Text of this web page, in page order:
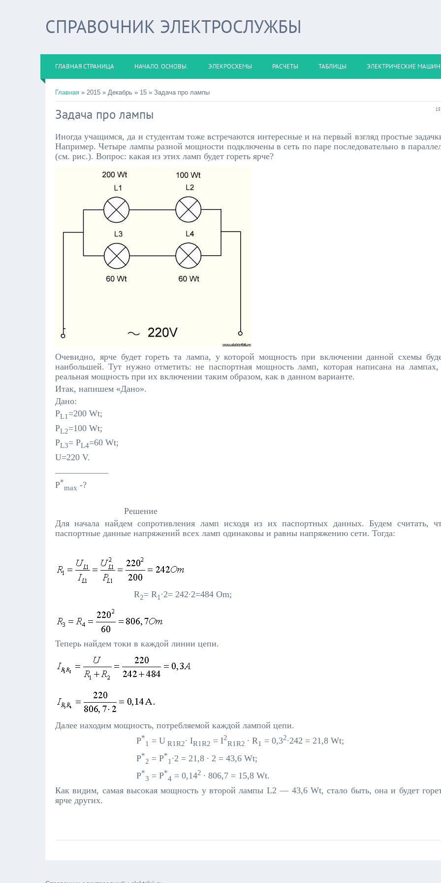
СПРАВОЧНИК ЭЛЕКТРОСЛУЖБЫ
ГЛАВНАЯ СТРАНИЦА НАЧАЛО. ОСНОВЫ. ЭЛЕКРОСХЕМЫ РАСЧЕТЫ ТАБЛИЦЫ ЭЛЕКТРИЧЕСКИЕ
Главная » 2015 » Декабрь » 15 » Задача про лампы
Задача про лампы
Иногда учащимся, да и студентам тоже встречаются интересные и на первый взгляд простые
Например. Четыре лампы разной мощности подключены в сеть по паре последовательно в
(см. рис.). Вопрос: какая из этих ламп будет гореть ярче?
Очевидно, ярче будет гореть та лампа, у которой мощность при включении данной схемы
наибольшей. Тут нужно отметить: не паспортная мощность ламп, которая написана на лампах,
реальная мощность при их включении таким образом, как в данном варианте.
Итак, напишем «Дано».
Дано:
Р­L1 =200 Wt;
PL2=100 Wt;
PL3= PL4=60 Wt;
U=220 V.
P*
max­­­ -?
Решение
Для начала найдем сопротивления ламп исходя из их паспортных данных. Будем считать,
паспортные данные напряжений всех ламп одинаковы и равны напряжению сети. Тогда:
R2­= R1 ∙2= 242∙2=484 Om;
Теперь найдем токи в каждой линии цепи.
Далее находим мощность, потребляемой каждой лампой цепи.
P*
1 = U R1R2∙ IR1R2 = I2
R1R2 ∙ R1 = 0,32∙242 = 21,8 Wt;
P*
2 = P*
1 ∙2 = 21,8 ∙ 2 = 43,6 Wt;
P*
3 = P*
4 = 0,142 ∙ 806,7 = 15,8 Wt.
Как видим, самая высокая мощность у второй лампы L2 — 43,6 Wt, стало быть, она и будет
ярче других.